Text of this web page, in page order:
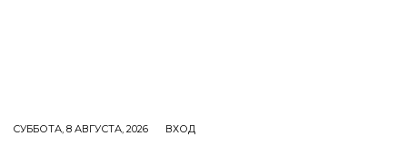
СУББОТА, 8 АВГУСТА, 2026 ВХОД